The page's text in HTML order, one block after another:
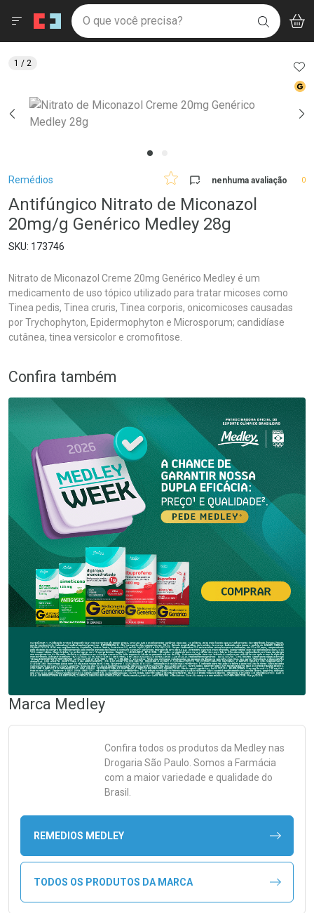
Drogaria São Paulo
Ir direto para a home
pela página
Ir direto para o conteúdo
Ir direto para a busca
Ir direto para a conta
Ir direto para a notificações
Ir direto para o carrinho
Ir direto para o menu
Faça a sua busca
O que você precisa? BUSCAR
Menu
Breadcrumb
Remédios nenhuma avaliação 0
Antifúngico Nitrato de Miconazol
20mg/g Genérico Medley 28g
173746
Nitrato de Miconazol Creme 20mg Genérico Medley é um
medicamento de uso tópico utilizado para tratar micoses como
Tinea pedis, Tinea cruris, Tinea corporis, onicomicoses causadas
por Trychophyton, Epidermophyton e Microsporum; candidíase
cutânea, tinea versicolor e cromofitose.
1 / 2
Confira também
Marca Medley
Confira todos os produtos da Medleynas
Drogaria São Paulo. Somos a Farmácia
com a maior variedade e qualidade do
Brasil.
REMEDIOS MEDLEY
TODOS OS PRODUTOS DA MARCA